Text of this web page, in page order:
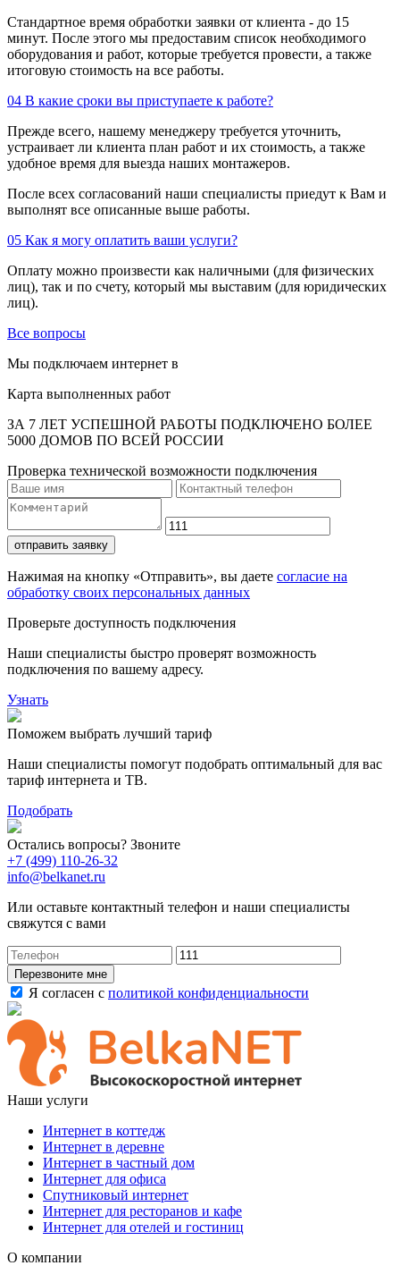
Стандартное время обработки заявки от клиента - до 15
минут. После этого мы предоставим список необходимого
оборудования и работ, которые требуется провести, а также
итоговую стоимость на все работы.
04 В какие сроки вы приступаете к работе?
Прежде всего, нашему менеджеру требуется уточнить,
устраивает ли клиента план работ и их стоимость, а также
удобное время для выезда наших монтажеров.
После всех согласований наши специалисты приедут к Вам и
выполнят все описанные выше работы.
05 Как я могу оплатить ваши услуги?
Оплату можно произвести как наличными (для физических
лиц), так и по счету, который мы выставим (для юридических
лиц).
Все вопросы
Мы подключаем интернет в
Карта выполненных работ
ЗА 7 ЛЕТ УСПЕШНОЙ РАБОТЫ ПОДКЛЮЧЕНО БОЛЕЕ
5000 ДОМОВ ПО ВСЕЙ РОССИИ
Проверка технической возможности подключения
отправить заявку
Нажимая на кнопку «Отправить», вы даете согласие на
обработку своих персональных данных
Проверьте доступность подключения
Наши специалисты быстро проверят возможность
подключения по вашему адресу.
Узнать
Поможем выбрать лучший тариф
Наши специалисты помогут подобрать оптимальный для вас
тариф интернета и ТВ.
Подобрать
Остались вопросы? Звоните
+7 (499) 110-26-32
info@belkanet.ru
Или оставьте контактный телефон и наши специалисты
свяжутся с вами
Перезвоните мне
Я согласен с политикой конфиденциальности
Наши услуги
Интернет в коттедж
Интернет в деревне
Интернет в частный дом
Интернет для офиса
Спутниковый интернет
Интернет для ресторанов и кафе
Интернет для отелей и гостиниц
О компании